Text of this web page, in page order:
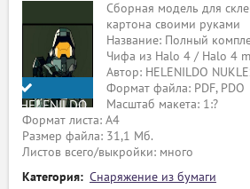
HELENILDO
NUKLES
DAS NEVES
JUNIOR
Сборная модель для
картона своими руками
Название: Полный
Чифа из Halo 4 / Halo 4
Автор: HELENILDO
Формат файла: PDF, PDO
Масштаб макета: 1:?
Формат листа: А4
Размер файла: 31,1 Мб.
Листов всего/выкройки: много
Категория: Снаряжение из бумаги